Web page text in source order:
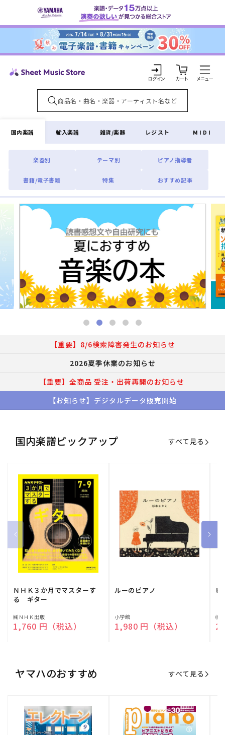
ンツに
ロ
グ
イ
ン
カ
ー
ト
国内楽譜
楽器別 テーマ別 ピアノ指導者
書籍/電子書籍 特集 おすすめ記事
輸入楽譜 雑貨/楽器 レジスト MIDI
【重要】8/6検索障害発生のお知らせ
2026夏季休業のお知らせ
【重要】全商品 受注・出荷再開のお知らせ
【お知らせ】デジタルデータ販売開始
国内楽譜ピックアップ すべて見る
ＮＨＫ３か月でマスターす
る ギター
販
売
㈱ＮＨＫ出版
通常価格
1,760 円（税込）
ルーのピアノ
販
売
小学館
通常価格
1,980 円（税込）
ピ
販
売
㈱
ヤマハのおすすめ すべて見る